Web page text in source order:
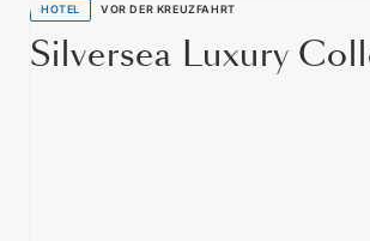
HOTEL VOR DER KREUZFAHRT
Silversea Luxury